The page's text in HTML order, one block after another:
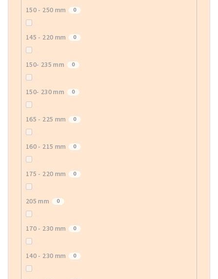
150 - 250 mm 0
145 - 220 mm 0
150- 235 mm 0
150- 230 mm 0
165 - 225 mm 0
160 - 215 mm 0
175 - 220 mm 0
205 mm 0
170 - 230 mm 0
140 - 230 mm 0